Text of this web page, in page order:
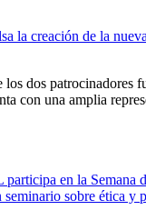
la creación de la
los dos patrocinadores
con una amplia
en la Semana
sobre ética y